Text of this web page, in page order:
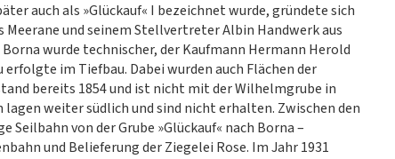
auch als »Glückauf« I bezeichnet wurde, gründete sich
und seinem Stellvertreter Albin Handwerk aus
wurde technischer, der Kaufmann Hermann Herold
im Tiefbau. Dabei wurden auch Flächen der
bereits 1854 und ist nicht mit der Wilhelmgrube in
weiter südlich und sind nicht erhalten. Zwischen den
Seilbahn von der Grube »Glückauf« nach Borna –
und Belieferung der Ziegelei Rose. Im Jahr 1931